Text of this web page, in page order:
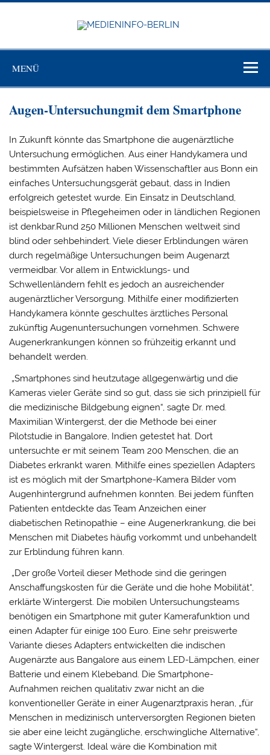
Zum
MENÜ
Augen-Untersuchungmit dem Smartphone
In Zukunft könnte das Smartphone die augenärztliche
Untersuchung ermöglichen. Aus einer Handykamera und
bestimmten Aufsätzen haben Wissenschaftler aus Bonn ein
einfaches Untersuchungsgerät gebaut, dass in Indien
erfolgreich getestet wurde. Ein Einsatz in Deutschland,
beispielsweise in Pflegeheimen oder in ländlichen Regionen
ist denkbar.Rund 250 Millionen Menschen weltweit sind
blind oder sehbehindert. Viele dieser Erblindungen wären
durch regelmäßige Untersuchungen beim Augenarzt
vermeidbar. Vor allem in Entwicklungs- und
Schwellenländern fehlt es jedoch an ausreichender
augenärztlicher Versorgung. Mithilfe einer modifizierten
Handykamera könnte geschultes ärztliches Personal
zukünftig Augenuntersuchungen vornehmen. Schwere
Augenerkrankungen können so frühzeitig erkannt und
behandelt werden.
„Smartphones sind heutzutage allgegenwärtig und die
Kameras vieler Geräte sind so gut, dass sie sich prinzipiell für
die medizinische Bildgebung eignen“, sagte Dr. med.
Maximilian Wintergerst, der die Methode bei einer
Pilotstudie in Bangalore, Indien getestet hat. Dort
untersuchte er mit seinem Team 200 Menschen, die an
Diabetes erkrankt waren. Mithilfe eines speziellen Adapters
ist es möglich mit der Smartphone-Kamera Bilder vom
Augenhintergrund aufnehmen konnten. Bei jedem fünften
Patienten entdeckte das Team Anzeichen einer
diabetischen Retinopathie – eine Augenerkrankung, die bei
Menschen mit Diabetes häufig vorkommt und unbehandelt
zur Erblindung führen kann.
„Der große Vorteil dieser Methode sind die geringen
Anschaffungskosten für die Geräte und die hohe Mobilität“,
erklärte Wintergerst. Die mobilen Untersuchungsteams
benötigen ein Smartphone mit guter Kamerafunktion und
einen Adapter für einige 100 Euro. Eine sehr preiswerte
Variante dieses Adapters entwickelten die indischen
Augenärzte aus Bangalore aus einem LED-Lämpchen, einer
Batterie und einem Klebeband. Die Smartphone-
Aufnahmen reichen qualitativ zwar nicht an die
konventioneller Geräte in einer Augenarztpraxis heran, „für
Menschen in medizinisch unterversorgten Regionen bieten
sie aber eine leicht zugängliche, erschwingliche Alternative“,
sagte Wintergerst. Ideal wäre die Kombination mit